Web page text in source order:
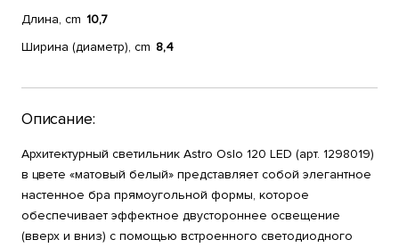
Длина, cm 10,7
Ширина (диаметр), cm 8,4
Описание:
Архитектурный светильник Astro Oslo 120 LED (арт. 1298019)
в цвете «матовый белый» представляет собой элегантное
настенное бра прямоугольной формы, которое
обеспечивает эффектное двустороннее освещение
(вверх и вниз) с помощью встроенного светодиодного